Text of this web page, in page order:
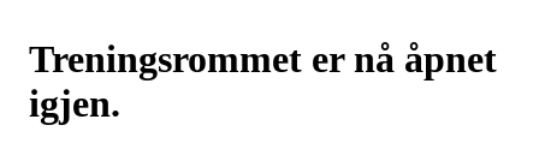
Treningsrommet er nå åpnet
igjen.